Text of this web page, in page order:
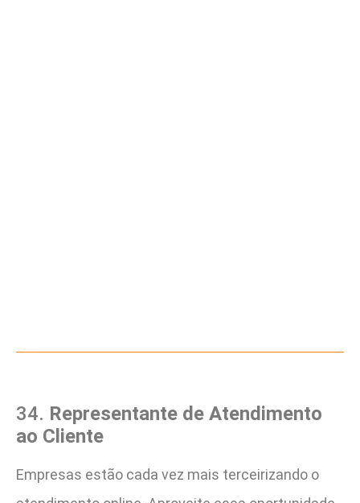
34. Representante de Atendimento
ao Cliente
Empresas estão cada vez mais terceirizando o